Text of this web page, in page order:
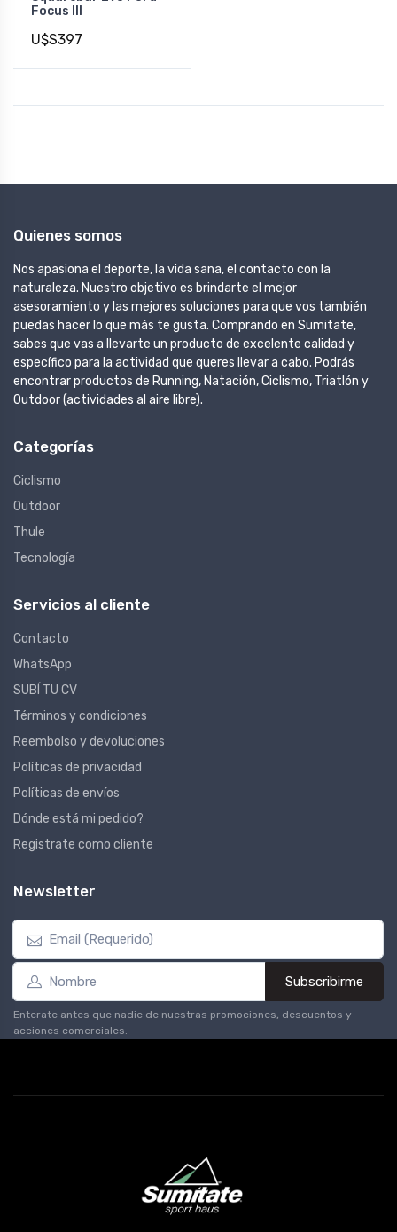
Focus III
U$S397
Quienes somos
Nos apasiona el deporte, la vida sana, el contacto con la
naturaleza. Nuestro objetivo es brindarte el mejor
asesoramiento y las mejores soluciones para que vos también
puedas hacer lo que más te gusta. Comprando en Sumitate,
sabes que vas a llevarte un producto de excelente calidad y
específico para la actividad que queres llevar a cabo. Podrás
encontrar productos de Running, Natación, Ciclismo, Triatlón y
Outdoor (actividades al aire libre).
Categorías
Ciclismo
Outdoor
Thule
Tecnología
Servicios al cliente
Contacto
WhatsApp
SUBÍ TU CV
Términos y condiciones
Reembolso y devoluciones
Políticas de privacidad
Políticas de envíos
Dónde está mi pedido?
Registrate como cliente
Newsletter
Subscribirme
Enterate antes que nadie de nuestras promociones, descuentos y
acciones comerciales.